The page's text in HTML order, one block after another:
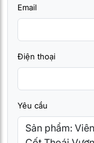
Email
Điện thoại
Yêu cầu